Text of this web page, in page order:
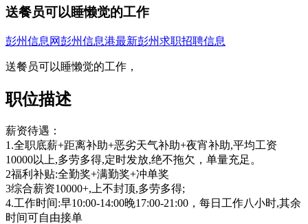
送餐员可以睡懒觉的工作
彭州信息网彭州信息港最新彭州求职招聘信息
送餐员可以睡懒觉的工作，
职位描述
薪资待遇：
1.全职底薪+距离补助+恶劣天气补助+夜宵补助,平均工资
10000以上,多劳多得,定时发放,绝不拖欠，单量充足。
2福利补贴:全勤奖+满勤奖+冲单奖
3综合薪资10000+,上不封顶,多劳多得;
4.工作时间:早10:00-14:00晚17:00-21:00，每日工作八小时,其余
时间可自由接单